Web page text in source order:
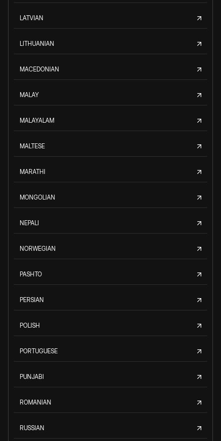
LATVIAN
LITHUANIAN
MACEDONIAN
MALAY
MALAYALAM
MALTESE
MARATHI
MONGOLIAN
NEPALI
NORWEGIAN
PASHTO
PERSIAN
POLISH
PORTUGUESE
PUNJABI
ROMANIAN
RUSSIAN